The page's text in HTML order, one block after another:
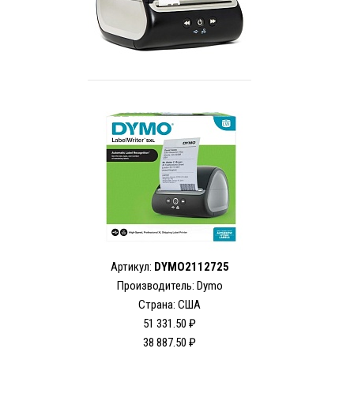
Артикул: DYMO2112725
Производитель: Dymo
Страна: США
51 331.50 ₽
38 887.50 ₽